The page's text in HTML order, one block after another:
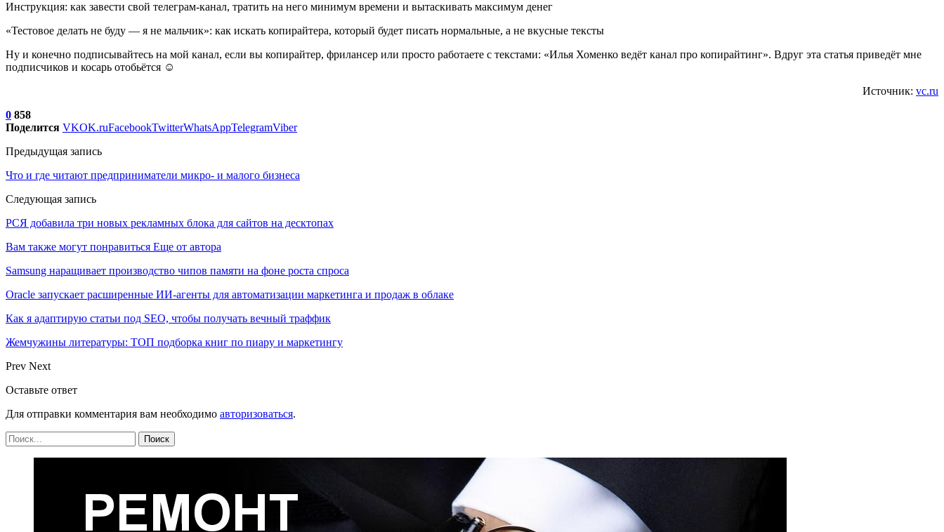
Инструкция: как завести свой телеграм-канал, тратить на него минимум времени и вытаскивать максимум денег
«Тестовое делать не буду — я не мальчик»: как искать копирайтера, который будет писать нормальные, а не вкусные тексты
Ну и конечно подписывайтесь на мой канал, если вы копирайтер, фрилансер или просто работаете с текстами: «Илья Хоменко ведёт канал про копирайтинг». Вдруг эта статья приведёт мне
подписчиков и косарь отобьётся ☺
Источник: vc.ru
0 858
Поделится VKOK.ruFacebookTwitterWhatsAppTelegramViber
Предыдущая запись
Что и где читают предприниматели микро- и малого бизнеса
Следующая запись
РСЯ добавила три новых рекламных блока для сайтов на десктопах
Вам также могут понравиться Еще от автора
Samsung наращивает производство чипов памяти на фоне роста спроса
Oracle запускает расширенные ИИ‑агенты для автоматизации маркетинга и продаж в облаке
Как я адаптирую статьи под SEO, чтобы получать вечный траффик
Жемчужины литературы: ТОП подборка книг по пиару и маркетингу
Prev Next
Оставьте ответ
Для отправки комментария вам необходимо авторизоваться.